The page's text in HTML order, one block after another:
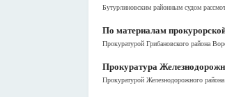
Бутурлиновским районным судом
По материалам
Прокуратурой Грибановского района
Прокуратура
Прокуратурой Железнодорожного